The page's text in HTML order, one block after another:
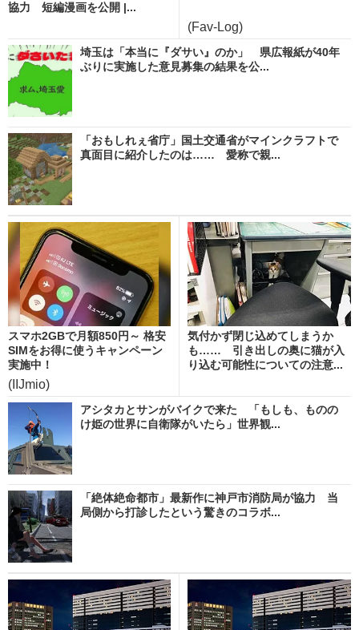
協力 短編漫画を公開 |...
(Fav-Log)
埼玉は「本当に『ダサい』のか」 県広報紙が40年
ぶりに実施した意見募集の結果を公...
「おもしれぇ省庁」国土交通省がマインクラフトで
真面目に紹介したのは…… 愛称で親...
スマホ2GBで月額850円～ 格安
SIMをお得に使うキャンペーン
実施中！
(IIJmio)
気付かず閉じ込めてしまうか
も…… 引き出しの奥に猫が入
り込む可能性についての注意...
アシタカとサンがバイクで来た 「もしも、ものの
け姫の世界に自衛隊がいたら」世界観...
「絶体絶命都市」最新作に神戸市消防局が協力 当
局側から打診したという驚きのコラボ...